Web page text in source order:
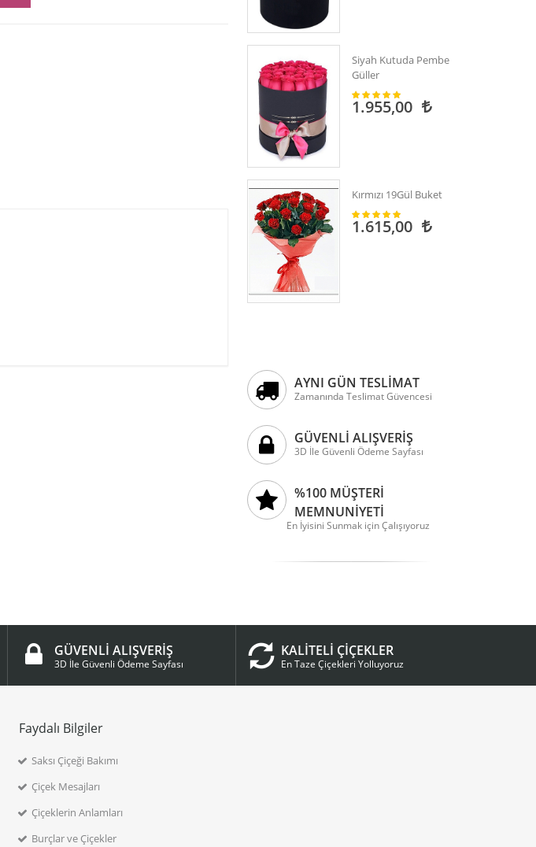
Siyah Kutuda Pembe
Güller
1.955,00
Kırmızı 19Gül Buket
1.615,00
AYNI GÜN TESLİMAT
Zamanında Teslimat Güvencesi
GÜVENLİ ALIŞVERİŞ
3D İle Güvenli Ödeme Sayfası
%100 MÜŞTERİ
MEMNUNİYETİ
En İyisini Sunmak için Çalışıyoruz
GÜVENLİ ALIŞVERİŞ
3D İle Güvenli Ödeme Sayfası
KALİTELİ ÇİÇEKLER
En Taze Çiçekleri Yolluyoruz
Faydalı Bilgiler
Saksı Çiçeği Bakımı
Çiçek Mesajları
Çiçeklerin Anlamları
Burçlar ve Çiçekler